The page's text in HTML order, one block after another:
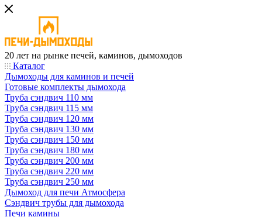
20 лет на рынке печей, каминов, дымоходов
Каталог
Дымоходы для каминов и печей
Готовые комплекты дымохода
Труба сэндвич 110 мм
Труба сэндвич 115 мм
Труба сэндвич 120 мм
Труба сэндвич 130 мм
Труба сэндвич 150 мм
Труба сэндвич 180 мм
Труба сэндвич 200 мм
Труба сэндвич 220 мм
Труба сэндвич 250 мм
Дымоход для печи Атмосфера
Сэндвич трубы для дымохода
Печи камины